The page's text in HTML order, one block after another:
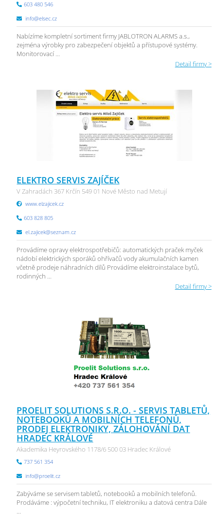
603 480 546
info@elsec.cz
Nabízíme kompletní sortiment firmy JABLOTRON ALARMS a.s.,
zejména výrobky pro zabezpečení objektů a přístupové systémy.
Monitorovací ...
Detail firmy >
ELEKTRO SERVIS ZAJÍČEK
V Zahradách 367 Krčín 549 01 Nové Město nad Metují
www.elzajicek.cz
603 828 805
el.zajicek@seznam.cz
Provádíme opravy elektrospotřebičů: automatických praček myček
nádobí elektrických sporáků ohřívačů vody akumulačních kamen
včetně prodeje náhradních dílů Provádíme elektroinstalace bytů,
rodinných ...
Detail firmy >
PROELIT SOLUTIONS S.R.O. - SERVIS TABLETŮ,
NOTEBOOKŮ A MOBILNÍCH TELEFONŮ,
PRODEJ ELEKTRONIKY, ZÁLOHOVÁNÍ DAT
HRADEC KRÁLOVÉ
Akademika Heyrovského 1178/6 500 03 Hradec Králové
737 561 354
info@proelit.cz
Zabýváme se servisem tabletů, notebooků a mobilních telefonů.
Prodáváme : výpočetní techniku, IT elektroniku a datová centra Dále
...